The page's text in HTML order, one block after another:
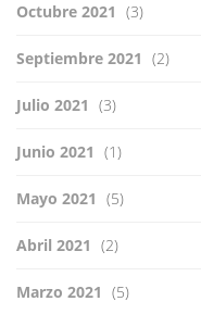
Octubre 2021 (3)
Septiembre 2021 (2)
Julio 2021 (3)
Junio 2021 (1)
Mayo 2021 (5)
Abril 2021 (2)
Marzo 2021 (5)